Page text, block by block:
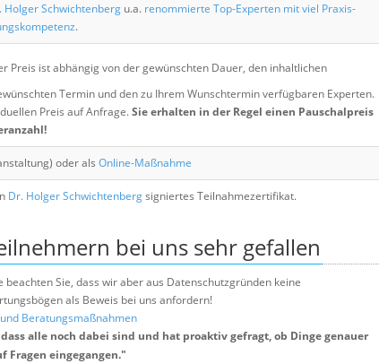
Holger Schwichtenberg u.a. renommierte Top-Experten mit viel Praxis-
.
Preis ist abhängig von der gewünschten Dauer, den inhaltlichen
Termin und den zu Ihrem Wunschtermin verfügbaren Experten.
Preis auf Anfrage.Sie erhalten in der Regel einen Pauschalpreis
oder als Online-Maßnahme
Dr. Holger Schwichtenbergsigniertes Teilnahmezertifikat.
bei uns sehr gefallen
Sie, dass wir aber aus Datenschutzgründen keine
als Beweis bei uns anfordern!
Beratungsmaßnahmen
alle noch dabei sind und hat proaktiv gefragt, ob Dinge genauer
Fragen eingegangen."